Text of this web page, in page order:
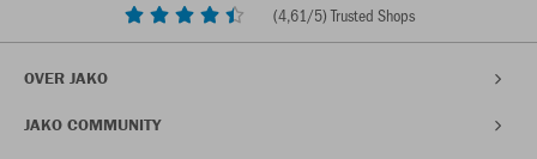
(4,61/5) Trusted Shops
OVER JAKO
JAKO COMMUNITY